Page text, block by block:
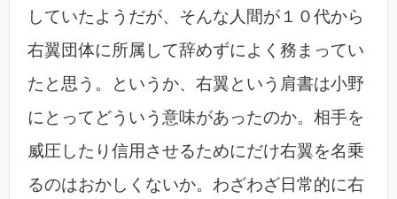
していたようだが、そんな人間が１０代から
右翼団体に所属して辞めずによく務まってい
たと思う。というか、右翼という肩書は小野
にとってどういう意味があったのか。相手を
威圧したり信用させるためにだけ右翼を名乗
るのはおかしくないか。わざわざ日常的に右